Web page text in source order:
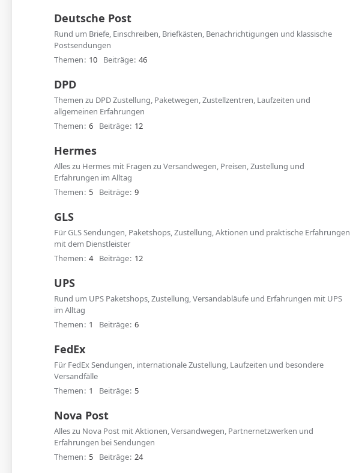
Deutsche Post
Rund um Briefe, Einschreiben, Briefkästen, Benachrichtigungen und klassische
Postsendungen
Themen
10 Beiträge 46
DPD
Themen zu DPD Zustellung, Paketwegen, Zustellzentren, Laufzeiten und
allgemeinen Erfahrungen
Themen 6 Beiträge 12
Hermes
Alles zu Hermes mit Fragen zu Versandwegen, Preisen, Zustellung und
Erfahrungen im Alltag
Themen
5 Beiträge 9
GLS
Für GLS Sendungen, Paketshops, Zustellung, Aktionen und praktische Erfahrungen
mit dem Dienstleister
Themen 4 Beiträge 12
UPS
Rund um UPS Paketshops, Zustellung, Versandabläufe und Erfahrungen mit UPS
im Alltag
Themen
1 Beiträge 6
FedEx
Für FedEx Sendungen, internationale Zustellung, Laufzeiten und besondere
Versandfälle
Themen
1 Beiträge 5
Nova Post
Alles zu Nova Post mit Aktionen, Versandwegen, Partnernetzwerken und
Erfahrungen bei Sendungen
Themen
5 Beiträge 24